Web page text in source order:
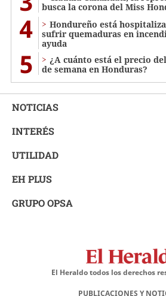
busca la corona del Miss
4
Hondureño está
sufrir quemaduras en
ayuda
5
¿A cuánto está el precio
de semana en Honduras?
NOTICIAS
INTERÉS
UTILIDAD
EH PLUS
GRUPO OPSA
El Heraldo todos los derechos
PUBLICACIONES Y